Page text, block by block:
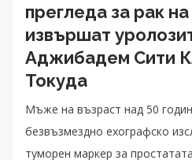
прегледа за рак
извършат
Аджибадем Сити
Токуда
Мъже на възраст над 50
безвъзмездно ехографско
туморен маркер за